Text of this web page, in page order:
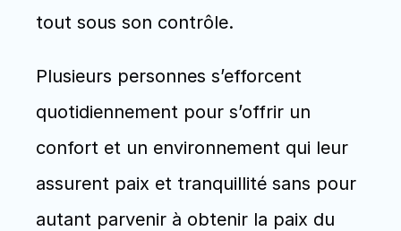
tout sous son contrôle.
Plusieurs personnes s’efforcent
quotidiennement pour s’offrir un
confort et un environnement qui leur
assurent paix et tranquillité sans pour
autant parvenir à obtenir la paix du